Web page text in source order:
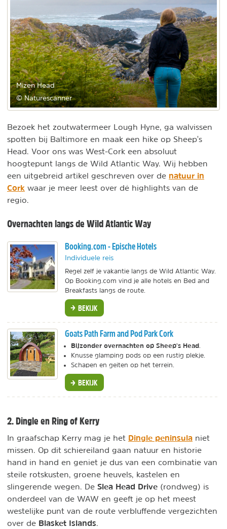
Mizen Head
© Naturescanner
Bezoek het zoutwatermeer Lough Hyne, ga walvissen
spotten bij Baltimore en maak een hike op Sheep's
Head. Voor ons was West-Cork een absoluut
hoogtepunt langs de Wild Atlantic Way. Wij hebben
een uitgebreid artikel geschreven over de natuur in
Cork waar je meer leest over dé highlights van de
regio.
Overnachten langs de Wild Atlantic Way
Booking.com - Epische Hotels
Individuele reis
Regel zelf je vakantie langs de Wild Atlantic Way.
Op Booking.com vind je alle hotels en Bed and
Breakfasts langs de route.
BEKIJK
Goats Path Farm and Pod Park Cork
Bijzonder overnachten op Sheep's Head
Knusse glamping pods op een rustig plekje.
Schapen en geiten op het terrein.
BEKIJK
2. Dingle en Ring of Kerry
In graafschap Kerry mag je het Dingle peninsula niet
missen. Op dit schiereiland gaan natuur en historie
hand in hand en geniet je dus van een combinatie van
steile rotskusten, groene heuvels, kastelen en
slingerende wegen. De Slea Head Drive (rondweg) is
onderdeel van de WAW en geeft je op het meest
westelijke punt van de route verbluffende vergezichten
over de Blasket Islands